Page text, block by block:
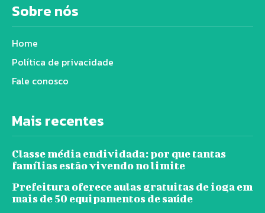
Sobre nós
Home
Política de privacidade
Fale conosco
Mais recentes
Classe média endividada: por que tantas
famílias estão vivendo no limite
Prefeitura oferece aulas gratuitas de ioga em
mais de 50 equipamentos de saúde